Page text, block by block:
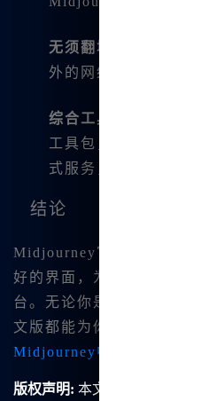
无须翻墙
：国内用户
外的网络工具，这大
综合工具包
：
工具包，包括绘图、
式服务，满足用户多样
结论
Midjourney官方中文版凭借
好的界面，为创作者们提
台。无论你是初学者还是
文版都能为你提供高效、便
Midjourney中文版官网
，
版权声明: 本文由【B族智能】